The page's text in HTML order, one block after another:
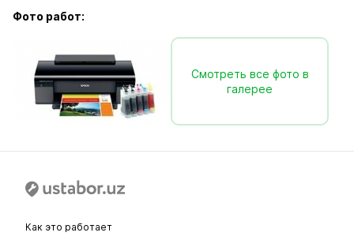
Фото работ:
Смотреть все фото в
галерее
Как это работает